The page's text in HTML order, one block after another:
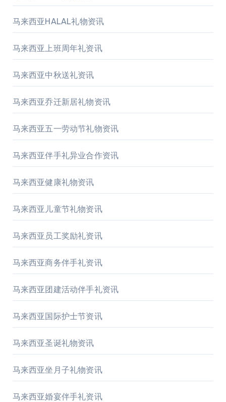
马来西亚HALAL礼物资讯
马来西亚上班周年礼资讯
马来西亚中秋送礼资讯
马来西亚乔迁新居礼物资讯
马来西亚五一劳动节礼物资讯
马来西亚伴手礼异业合作资讯
马来西亚健康礼物资讯
马来西亚儿童节礼物资讯
马来西亚员工奖励礼资讯
马来西亚商务伴手礼资讯
马来西亚团建活动伴手礼资讯
马来西亚国际护士节资讯
马来西亚圣诞礼物资讯
马来西亚坐月子礼物资讯
马来西亚婚宴伴手礼资讯